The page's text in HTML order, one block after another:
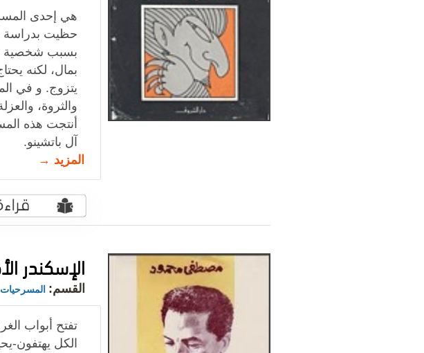
هي إحدى
حظيت بدراسة
بسبب شخصية
بمال، لكنه
يتزوج. و في
والثروة،
أنتجت هذه
آل باتشينو.
المزيد →
الإسكندر
القسم: المسرحيات
تفتح أبواب
الكل يهتفون-